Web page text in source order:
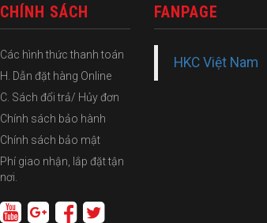
CHÍNH SÁCH
Các hình thức thanh toán
H. Dẫn đặt hàng Online
C. Sách đổi trả/ Hủy đơn
Chính sách bảo hành
Chính sách bảo mật
Phí giao nhận, lắp đặt tận
nơi.
FANPAGE
HKC Việt Nam